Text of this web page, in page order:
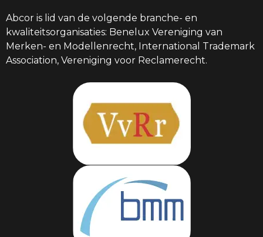
Abcor is lid van de volgende branche- en
kwaliteitsorganisaties: Benelux Vereniging van
Merken- en Modellenrecht, International Trademark
Association, Vereniging voor Reclamerecht.